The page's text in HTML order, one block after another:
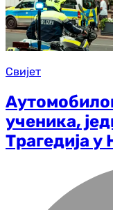
Свијет
ученика,
Трагедија у